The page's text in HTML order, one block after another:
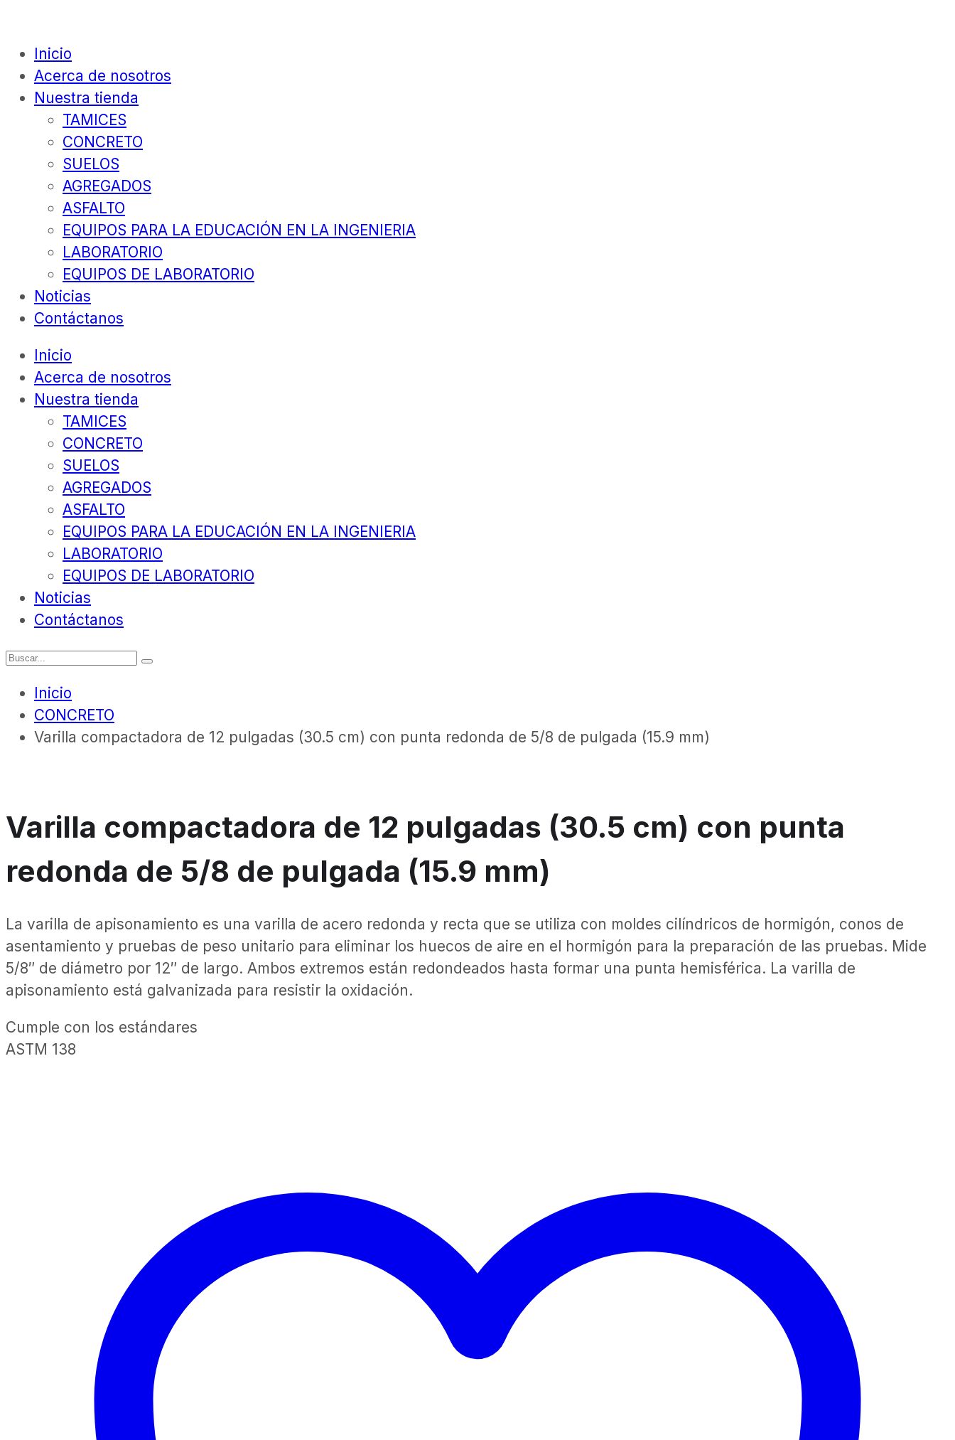
Inicio
Acerca de nosotros
Nuestra tienda
TAMICES
CONCRETO
SUELOS
AGREGADOS
ASFALTO
EQUIPOS PARA LA EDUCACIÓN EN LA INGENIERIA
LABORATORIO
EQUIPOS DE LABORATORIO
Noticias
Contáctanos
Inicio
Acerca de nosotros
Nuestra tienda
TAMICES
CONCRETO
SUELOS
AGREGADOS
ASFALTO
EQUIPOS PARA LA EDUCACIÓN EN LA INGENIERIA
LABORATORIO
EQUIPOS DE LABORATORIO
Noticias
Contáctanos
Inicio
CONCRETO
Varilla compactadora de 12 pulgadas (30.5 cm) con punta redonda de 5/8 de pulgada (15.9 mm)
Varilla compactadora de 12 pulgadas (30.5 cm) con punta
redonda de 5/8 de pulgada (15.9 mm)
La varilla de apisonamiento es una varilla de acero redonda y recta que se utiliza con moldes cilíndricos de hormigón, conos de
asentamiento y pruebas de peso unitario para eliminar los huecos de aire en el hormigón para la preparación de las pruebas. Mide
5/8″ de diámetro por 12″ de largo. Ambos extremos están redondeados hasta formar una punta hemisférica. La varilla de
apisonamiento está galvanizada para resistir la oxidación.
Cumple con los estándares
ASTM 138